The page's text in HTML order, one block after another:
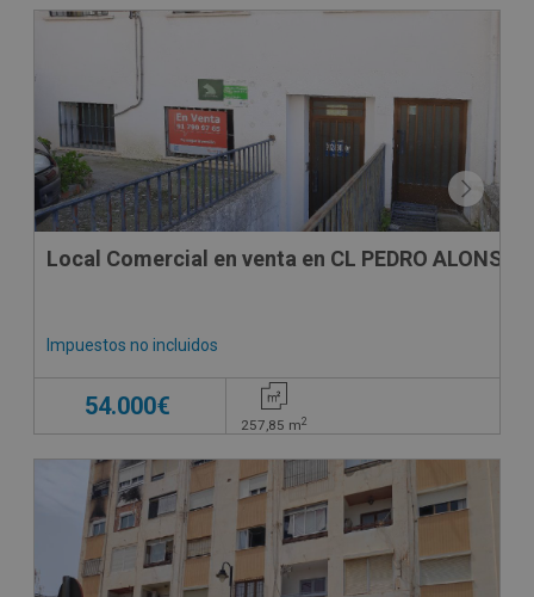
Local Comercial en venta en CL PEDRO ALONSO
Impuestos no incluidos
54.000€
257,85 m2
CONDICIONES ESPECIALES